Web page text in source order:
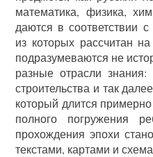
математика, физика,
даются в соответствии
из которых рассчитан
подразумеваются не
разные отрасли
строительства и так
который длится
полного погружения
прохождения эпохи
текстами, картами и